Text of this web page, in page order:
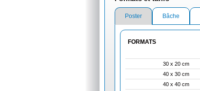
Poster Bâche
FORMATS
30 x 20 cm
40 x 30 cm
40 x 40 cm